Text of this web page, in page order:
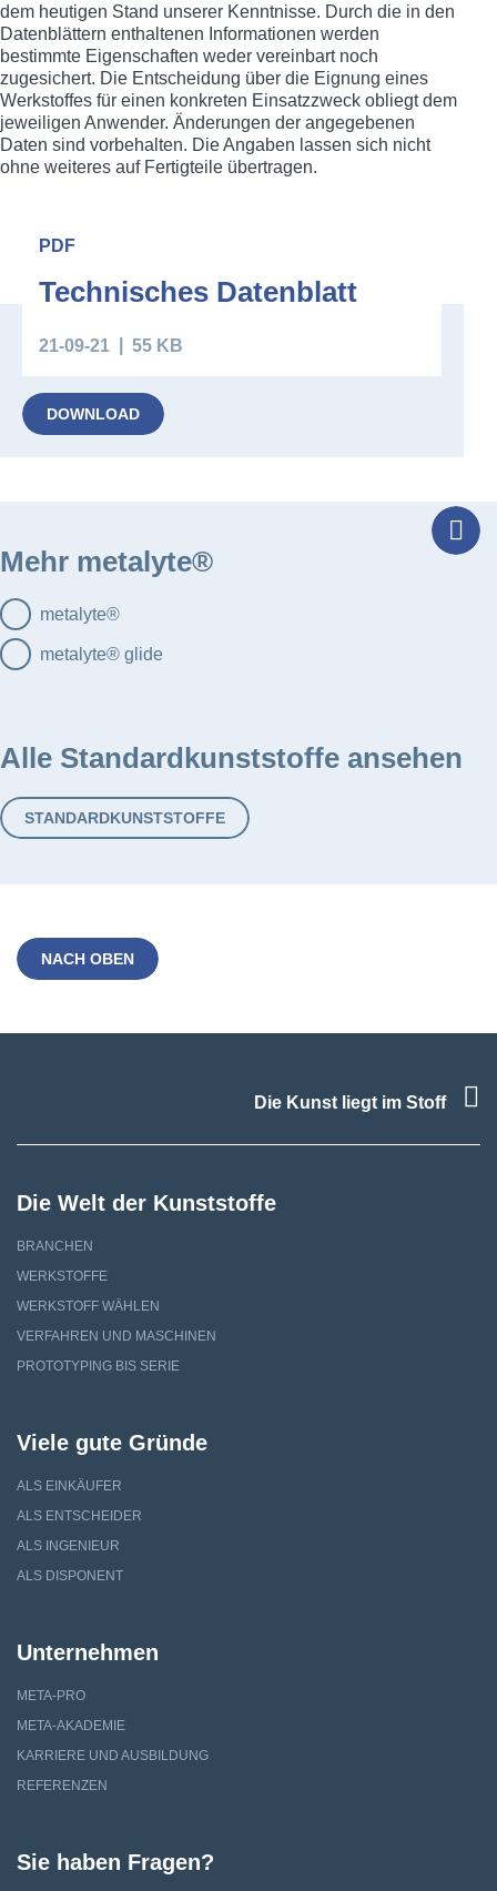
dem heutigen Stand unserer Kenntnisse. Durch die in den
Datenblättern enthaltenen Informationen werden
bestimmte Eigenschaften weder vereinbart noch
zugesichert. Die Entscheidung über die Eignung eines
Werkstoffes für einen konkreten Einsatzzweck obliegt dem
jeweiligen Anwender. Änderungen der angegebenen
Daten sind vorbehalten. Die Angaben lassen sich nicht
ohne weiteres auf Fertigteile übertragen.
Downloads
PDF
Technisches Datenblatt
21-09-21 55 KB
DOWNLOAD
Mehr metalyte®
metalyte®
metalyte® glide
Alle Standardkunststoffe ansehen
STANDARDKUNSTSTOFFE
NACH OBEN
Die Kunst liegt im Stoff
Die Welt der Kunststoffe
BRANCHEN
WERKSTOFFE
WERKSTOFF WÄHLEN
VERFAHREN UND MASCHINEN
PROTOTYPING BIS SERIE
Viele gute Gründe
ALS EINKÄUFER
ALS ENTSCHEIDER
ALS INGENIEUR
ALS DISPONENT
Unternehmen
META-PRO
META-AKADEMIE
KARRIERE UND AUSBILDUNG
REFERENZEN
Sie haben Fragen?